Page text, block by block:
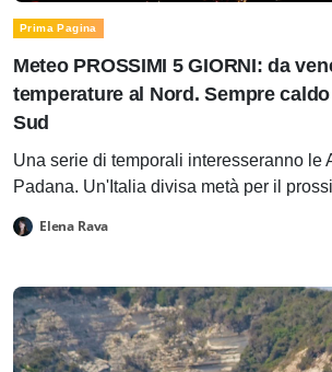
Prima Pagina
Meteo PROSSIMI 5 GIORNI: da
temperature al Nord. Sempre
Sud
Una serie di temporali interesseranno le
Padana. Un'Italia divisa metà per il
Elena Rava